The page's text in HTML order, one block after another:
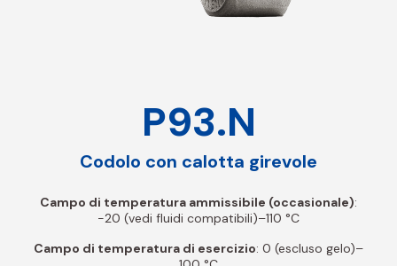
P93.N
Codolo con calotta girevole
Campo di temperatura ammissibile (occasionale):
-20 (vedi fluidi compatibili)–110 °C
Campo di temperatura di esercizio: 0 (escluso gelo)–